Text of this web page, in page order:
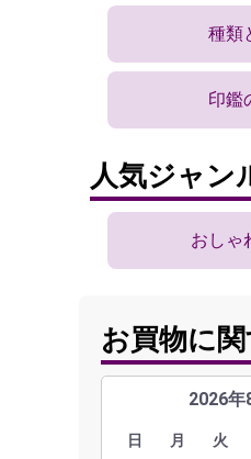
種類
印鑑
人気ジャン
おしゃ
お買物に
2026年
日 月 火